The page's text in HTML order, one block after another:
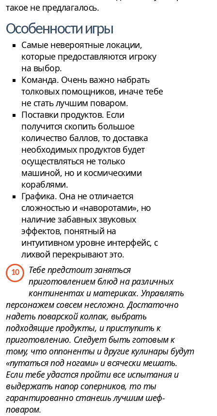
такое не предлагалось.
Особенности игры
Самые невероятные локации,
которые предоставляются игроку
на выбор.
Команда. Очень важно набрать
толковых помощников, иначе тебе
не стать лучшим поваром.
Поставки продуктов. Если
получится скопить большое
количество баллов, то доставка
необходимых продуктов будет
осуществляться не только
машиной, но и космическими
кораблями.
Графика. Она не отличается
сложностью и «наворотами», но
наличие забавных звуковых
эффектов, понятный на
интуитивном уровне интерфейс, с
лихвой перекрывают это.
10
Тебе предстоит заняться
приготовлением блюд на различных
континентах и материках. Управлять
персонажем совсем несложно. Достаточно
надеть поварской колпак, выбрать
подходящие продукты, и приступить к
приготовлению. Следует быть готовым к
тому, что оппоненты и другие кулинары будут
«путаться под ногами» и всячески мешать.
Если тебе удастся пройти все испытания и
выдержать напор соперников, то ты
гарантированно станешь лучшим шеф-
поваром.